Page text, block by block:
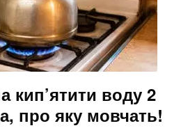
кип’ятити воду 2
про яку мовчать!